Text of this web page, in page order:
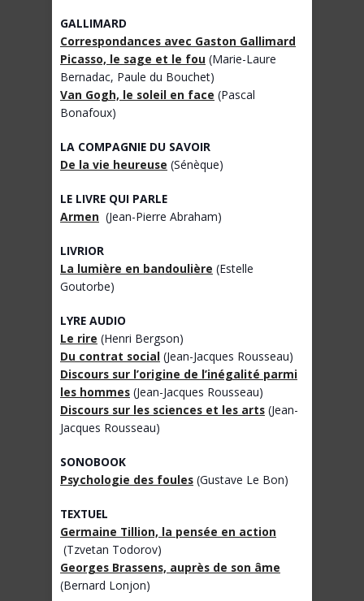
GALLIMARD
Correspondances avec Gaston Gallimard
Picasso, le sage et le fou (Marie-Laure
Bernadac, Paule du Bouchet)
Van Gogh, le soleil en face (Pascal
Bonafoux)
LA COMPAGNIE DU SAVOIR
De la vie heureuse (Sénèque)
LE LIVRE QUI PARLE
Armen (Jean-Pierre Abraham)
LIVRIOR
La lumière en bandoulière (Estelle
Goutorbe)
LYRE AUDIO
Le rire (Henri Bergson)
Du contrat social (Jean-Jacques Rousseau)
Discours sur l’origine de l’inégalité parmi
les hommes (Jean-Jacques Rousseau)
Discours sur les sciences et les arts (Jean-
Jacques Rousseau)
SONOBOOK
Psychologie des foules (Gustave Le Bon)
TEXTUEL
Germaine Tillion, la pensée en action
(Tzvetan Todorov)
Georges Brassens, auprès de son âme
(Bernard Lonjon)